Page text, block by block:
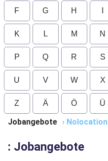
F G H
K L M N
P Q R S
U V W X
Z Ä Ö Ü
Jobangebote › Nolocation
: Jobangebote